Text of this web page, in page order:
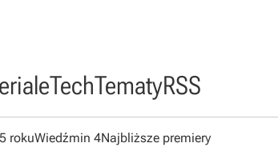
TechTematyRSS
rokuWiedźmin 4Najbliższe premiery